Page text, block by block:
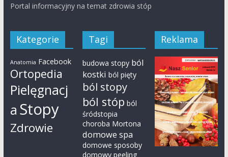
Portal informacyjny na temat zdrowia stóp
Kategorie
Anatomia Facebook
Ortopedia
Pielęgnacj
a Stopy
Zdrowie
Tagi
budowa stopy ból
kostki ból pięty
ból stopy
ból stóp ból
śródstopia
choroba Mortona
domowe spa
domowe sposoby
domowy peeling
Reklama